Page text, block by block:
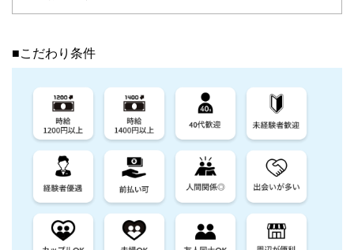
■こだわり条件